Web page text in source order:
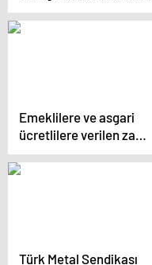
ilçe adaylarını açıklıyor
Emeklilere ve asgari
ücretlilere verilen zam
oranı eleştirildi
Türk Metal Sendikası